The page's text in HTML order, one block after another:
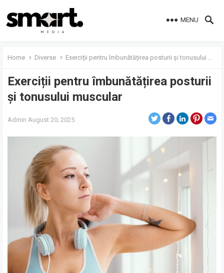
MENU
Home Diverse Exerciții pentru îmbunătățirea posturii și tonusului muscular
Exerciții pentru îmbunătățirea posturii
și tonusului muscular
Admin August 20, 2025